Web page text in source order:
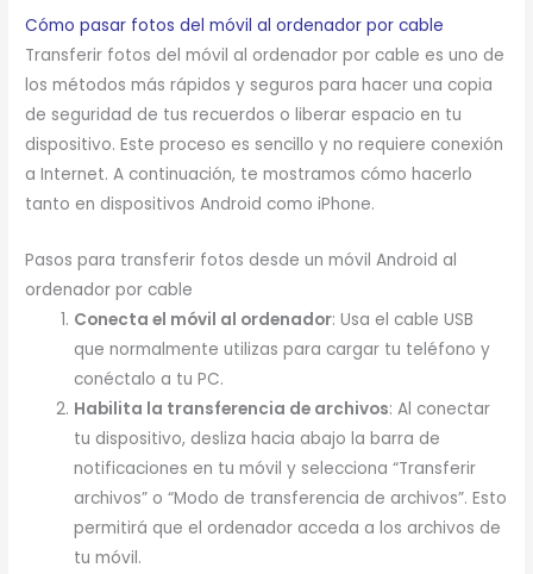
Cómo pasar fotos del móvil al ordenador por cable
Transferir fotos del móvil al ordenador por cable es uno de
los métodos más rápidos y seguros para hacer una copia
de seguridad de tus recuerdos o liberar espacio en tu
dispositivo. Este proceso es sencillo y no requiere conexión
a Internet. A continuación, te mostramos cómo hacerlo
tanto en dispositivos Android como iPhone.
Pasos para transferir fotos desde un móvil Android al
ordenador por cable
Conecta el móvil al ordenador: Usa el cable USB
que normalmente utilizas para cargar tu teléfono y
conéctalo a tu PC.
Habilita la transferencia de archivos: Al conectar
tu dispositivo, desliza hacia abajo la barra de
notificaciones en tu móvil y selecciona “Transferir
archivos” o “Modo de transferencia de archivos”. Esto
permitirá que el ordenador acceda a los archivos de
tu móvil.